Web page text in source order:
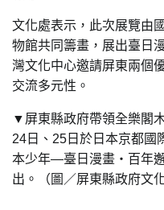
文化處表示，此次展覽由
物館共同籌畫，展出臺日
灣文化中心邀請屏東兩個
交流多元性。
▼ 屏東縣政府帶領全樂閣
24日、25日於日本京都國
本少年—臺日漫畫‧百年
出 。（圖／屏東縣政府文